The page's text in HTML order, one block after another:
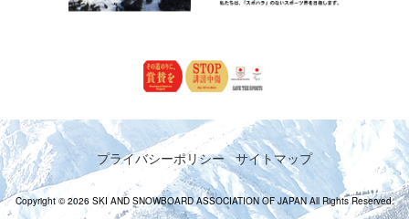
プライバシーポリシー サイトマップ
Copyright © 2026 SKI AND SNOWBOARD ASSOCIATION OF JAPAN All Rights Reserved.